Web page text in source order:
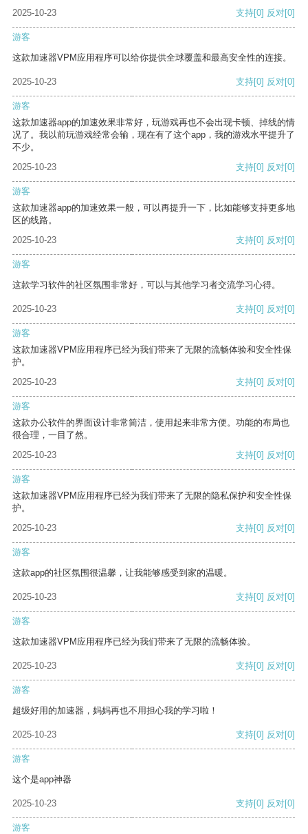
2025-10-23 支持[0] 反对[0]
游客
这款加速器VPM应用程序可以给你提供全球覆盖和最高安全性的连接。
2025-10-23 支持[0] 反对[0]
游客
这款加速器app的加速效果非常好，玩游戏再也不会出现卡顿、掉线的情
况了。我以前玩游戏经常会输，现在有了这个app，我的游戏水平提升了
不少。
2025-10-23
支持[0] 反对[0]
游客
这款加速器app的加速效果一般，可以再提升一下，比如能够支持更多地
区的线路。
2025-10-23
支持[0] 反对[0]
游客
这款学习软件的社区氛围非常好，可以与其他学习者交流学习心得。
2025-10-23 支持[0] 反对[0]
游客
这款加速器VPM应用程序已经为我们带来了无限的流畅体验和安全性保
护。
2025-10-23
支持[0] 反对[0]
游客
这款办公软件的界面设计非常简洁，使用起来非常方便。功能的布局也
很合理，一目了然。
2025-10-23
支持[0] 反对[0]
游客
这款加速器VPM应用程序已经为我们带来了无限的隐私保护和安全性保
护。
2025-10-23
支持[0] 反对[0]
游客
这款app的社区氛围很温馨，让我能够感受到家的温暖。
2025-10-23 支持[0] 反对[0]
游客
这款加速器VPM应用程序已经为我们带来了无限的流畅体验。
2025-10-23 支持[0] 反对[0]
游客
超级好用的加速器，妈妈再也不用担心我的学习啦！
2025-10-23 支持[0] 反对[0]
游客
这个是app神器
2025-10-23 支持[0] 反对[0]
游客